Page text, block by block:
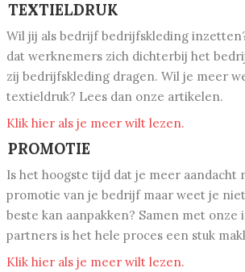
TEXTIELDRUK
Wil jij als bedrijf bedrijfskleding
dat werknemers zich dichterbij het
zij bedrijfskleding dragen. Wil je meer
textieldruk? Lees dan onze artikelen.
Klik hier als je meer wilt lezen.
PROMOTIE
Is het hoogste tijd dat je meer aandacht
promotie van je bedrijf maar weet je
beste kan aanpakken? Samen met
partners is het hele proces een stuk
Klik hier als je meer wilt lezen.